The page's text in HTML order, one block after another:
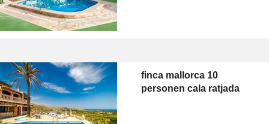
finca mallorca 10
personen cala ratjada